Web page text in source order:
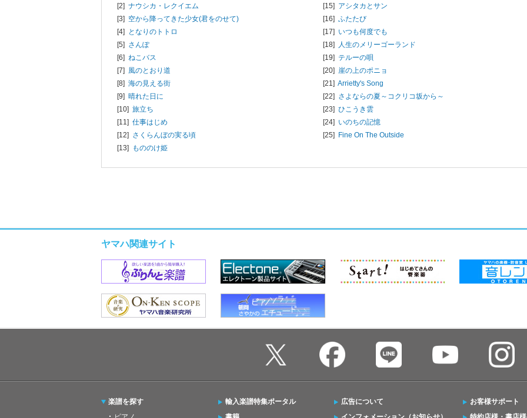
[2] ナウシカ・レクイエム
[3] 空から降ってきた少女(君をのせて)
[4] となりのトトロ
[5] さんぽ
[6] ねこバス
[7] 風のとおり道
[8] 海の見える街
[9] 晴れた日に
[10] 旅立ち
[11] 仕事はじめ
[12] さくらんぼの実る頃
[13] もののけ姫
[15] アシタカとサン
[16] ふたたび
[17] いつも何度でも
[18] 人生のメリーゴーランド
[19] テルーの唄
[20] 崖の上のポニョ
[21] Arrietty's Song
[22] さよならの夏～コクリコ坂から～
[23] ひこうき雲
[24] いのちの記憶
[25] Fine On The Outside
ヤマハ関連サイト
楽譜を探す
輸入楽譜特集ポータル
広告について
お客様サポート